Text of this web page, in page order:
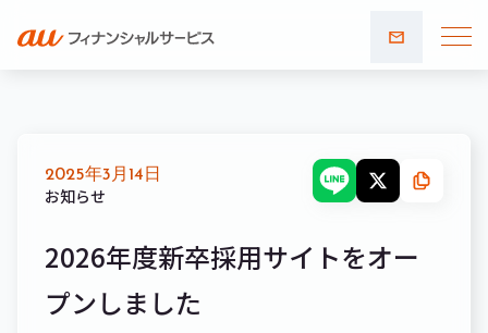
合わせ
2025年3月14日
お知らせ
2026年度新卒採用サイトをオー
プンしました